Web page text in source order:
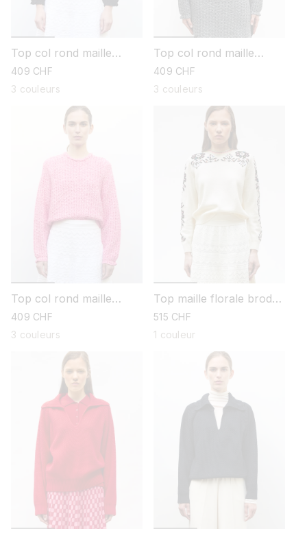
Top col rond maille
tweedée
prix
habituel
409 CHF
3 couleurs
Top col rond maille
tweedée
prix
habituel
409 CHF
3 couleurs
Top col rond maille
tweedée
prix
habituel
409 CHF
3 couleurs
Top maille florale brodé
main
prix
habituel
515 CHF
1 couleur